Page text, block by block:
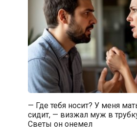
— Где тебя носит? У меня
сидит, — визжал муж в
Светы он онемел